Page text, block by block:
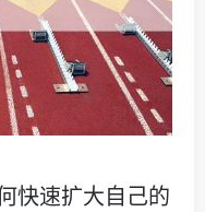
快速扩大自己的